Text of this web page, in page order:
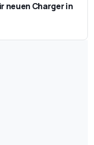
neuen Charger in